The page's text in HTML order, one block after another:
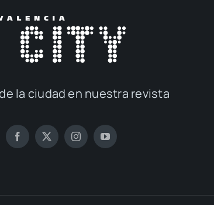
la ciu­dad en nues­tra revis­ta